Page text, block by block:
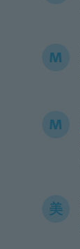
M
M
美